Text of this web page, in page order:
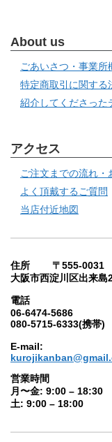
About us
ごあいさつ・事業所
特定商取引に関する
紹介してくださった
アクセス
ご注文までの流れ・
よく頂戴するご質問
当店付近地図
住所 〒555-0031
大阪市西淀川区出来島
電話
06-6474-5686
080-5715-6333(携帯)
E-mail:
営業時間
月〜金: 9:00 – 18:30
土: 9:00 – 18:00